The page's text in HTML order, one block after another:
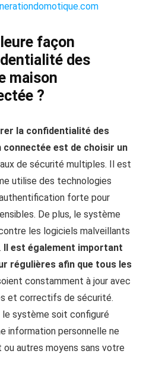
façon
des
maison
?
la confidentialité des
connectée est de choisir un
de sécurité multiples. Il est
utilise des technologies
forte pour
De plus, le système
les logiciels malveillants
Il est également important
régulières afin que tous les
constamment à jour avec
et correctifs de sécurité.
le système soit configuré
information personnelle ne
autres moyens sans votre